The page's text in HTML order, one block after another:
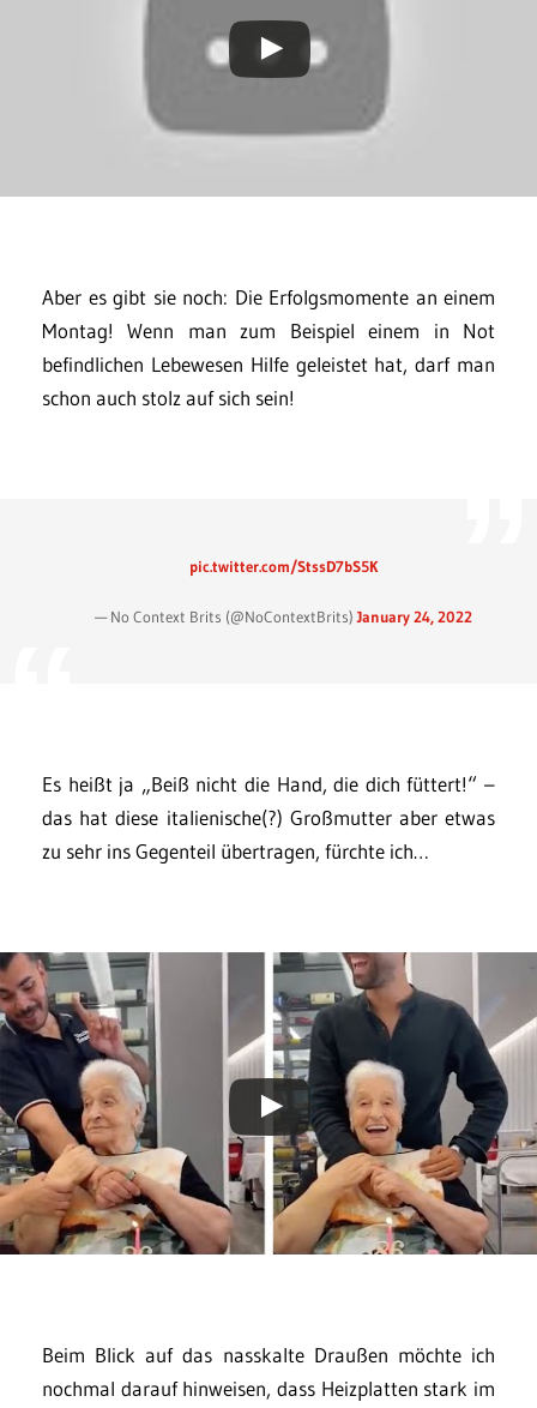
Aber es gibt sie noch: Die Erfolgsmomente an einem
Montag! Wenn man zum Beispiel einem in Not
befindlichen Lebewesen Hilfe geleistet hat, darf man
schon auch stolz auf sich sein!
pic.twitter.com/StssD7bS5K
— No Context Brits (@NoContextBrits)January 24, 2022
Es heißt ja „Beiß nicht die Hand, die dich füttert!“ –
das hat diese italienische(?) Großmutter aber etwas
zu sehr ins Gegenteil übertragen, fürchte ich…
Beim Blick auf das nasskalte Draußen möchte ich
nochmal darauf hinweisen, dass Heizplatten stark im